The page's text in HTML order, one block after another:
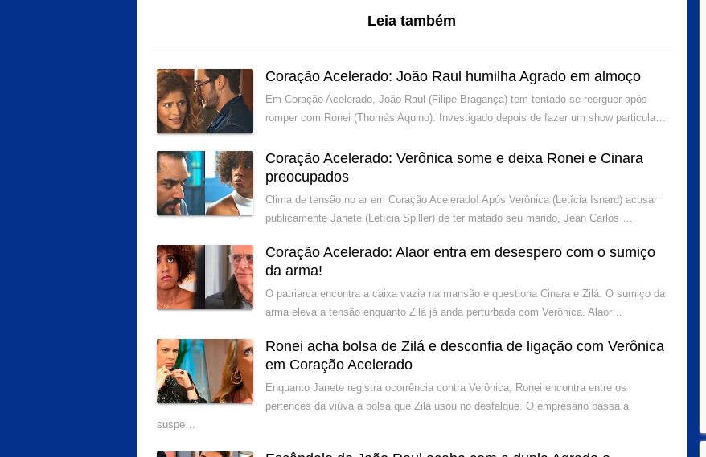
Leia também
Coração Acelerado: João Raul humilha Agrado em almoço
Em Coração Acelerado, João Raul (Filipe Bragança) tem tentado se reerguer após
romper com Ronei (Thomás Aquino). Investigado depois de fazer um show particula…
Coração Acelerado: Verônica some e deixa Ronei e Cinara
preocupados
Clima de tensão no ar em Coração Acelerado! Após Verônica (Letícia Isnard) acusar
publicamente Janete (Letícia Spiller) de ter matado seu marido, Jean Carlos …
Coração Acelerado: Alaor entra em desespero com o sumiço
da arma!
O patriarca encontra a caixa vazia na mansão e questiona Cinara e Zilá. O sumiço da
arma eleva a tensão enquanto Zilá já anda perturbada com Verônica. Alaor…
Ronei acha bolsa de Zilá e desconfia de ligação com Verônica
em Coração Acelerado
Enquanto Janete registra ocorrência contra Verônica, Ronei encontra entre os
pertences da viúva a bolsa que Zilá usou no desfalque. O empresário passa a
suspe…